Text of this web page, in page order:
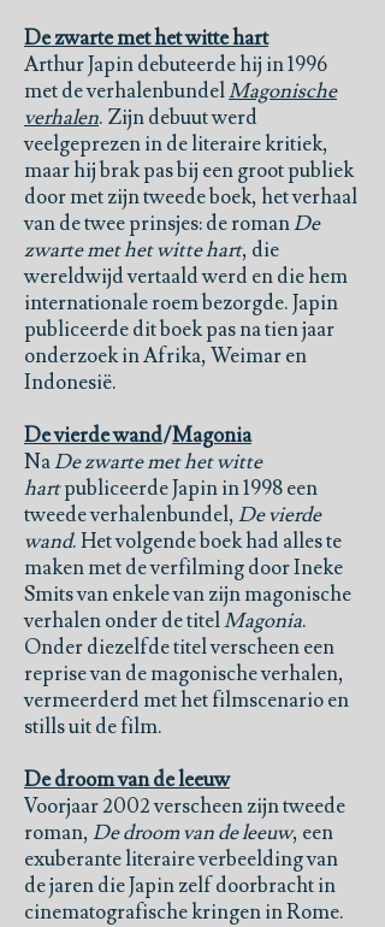
De zwarte met het witte hart
Arthur Japin debuteerde hij in 1996
met de verhalenbundelMagonische
verhalen. Zijn debuut werd
veelgeprezen in de literaire kritiek,
maar hij brak pas bij een groot publiek
door met zijn tweede boek, het verhaal
van de twee prinsjes: de romanDe
zwarte met het witte hart, die
wereldwijd vertaald werd en die hem
internationale roem bezorgde. Japin
publiceerde dit boek pas na tien jaar
onderzoek in Afrika, Weimar en
Indonesië.
De vierde wand/Magonia
NaDe zwarte met het witte
hartpubliceerde Japin in 1998 een
tweede verhalenbundel,De vierde
wand. Het volgende boek had alles te
maken met de verfilming door Ineke
Smits van enkele van zijn magonische
verhalen onder de titelMagonia.
Onder diezelfde titel verscheen een
reprise van de magonische verhalen,
vermeerderd met het filmscenario en
stills uit de film.
De droom van de leeuw
Voorjaar 2002 verscheen zijn tweede
roman,De droom van de leeuw, een
exuberante literaire verbeelding van
de jaren die Japin zelf doorbracht in
cinematografische kringen in Rome.